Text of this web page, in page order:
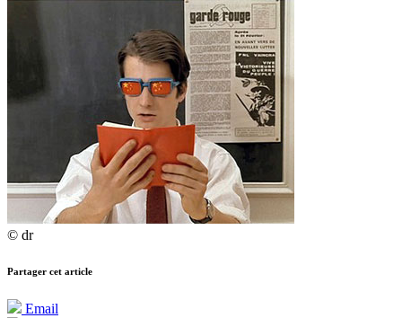
© dr
Partager cet article
Email